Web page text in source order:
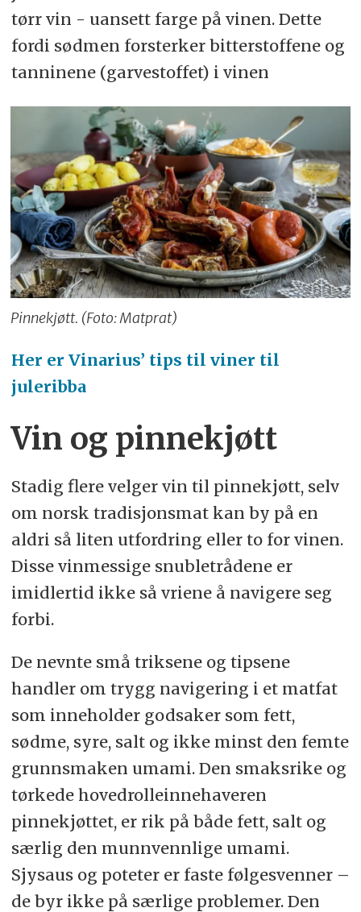
tørr vin - uansett farge på vinen. Dette
fordi sødmen forsterker bitterstoffene og
tanninene (garvestoffet) i vinen
Pinnekjøtt. (Foto: Matprat)
Her er Vinarius’ tips til viner til
juleribba
Vin og pinnekjøtt
Stadig flere velger vin til pinnekjøtt, selv
om norsk tradisjonsmat kan by på en
aldri så liten utfordring eller to for vinen.
Disse vinmessige snubletrådene er
imidlertid ikke så vriene å navigere seg
forbi.
De nevnte små triksene og tipsene
handler om trygg navigering i et matfat
som inneholder godsaker som fett,
sødme, syre, salt og ikke minst den femte
grunnsmaken umami. Den smaksrike og
tørkede hovedrolleinnehaveren
pinnekjøttet, er rik på både fett, salt og
særlig den munnvennlige umami.
Sjysaus og poteter er faste følgesvenner –
de byr ikke på særlige problemer. Den